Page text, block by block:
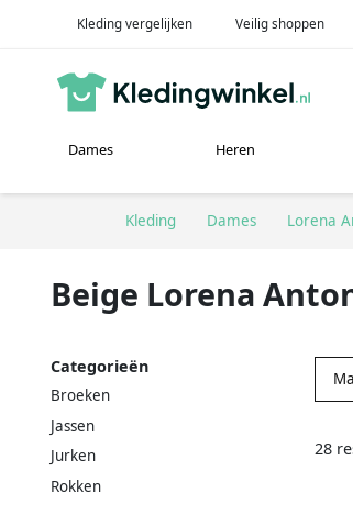
Kleding vergelijken Veilig shoppen
Dames Heren
Kleding Dames Lorena
Beige Lorena
Categorieën
Broeken
Jassen
Jurken
Rokken
28